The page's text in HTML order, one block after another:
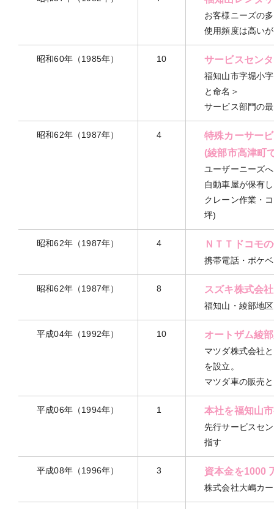
お客様ニーズの
使用頻度は高い
昭和60年（1985年） 10 サービスセン
福知山市字堀小
と命名＞
サービス部門の
昭和62年（1987年） 4
特殊カーサー
(綾部市高津町
ユーザーニーズ
自動車屋が保有
クレーン作業・
坪)
昭和62年（1987年） 4 ＮＴＴドコモ
携帯電話・ポケ
昭和62年（1987年） 8 スズキ株式会
福知山・綾部地
平成04年（1992年） 10 オートザム綾
マツダ株式会社
を設立。
マツダ車の販売
平成06年（1994年） 1 本社を福知山
先行サービスセ
指す
平成08年（1996年） 3 資本金を1000
株式会社大嶋カ